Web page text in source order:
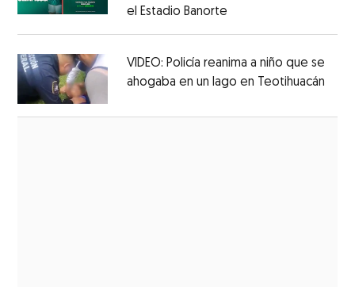
el Estadio Banorte
VIDEO: Policía reanima a niño que se
ahogaba en un lago en Teotihuacán